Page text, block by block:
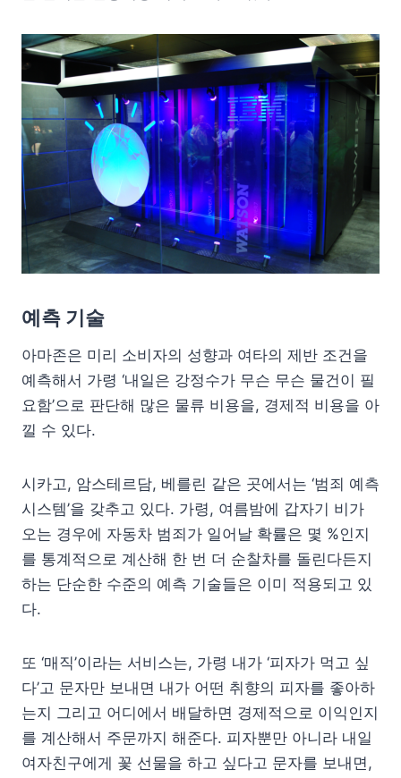
예측 기술
아마존은 미리 소비자의 성향과 여타의 제반 조건을
예측해서 가령 ‘내일은 강정수가 무슨 무슨 물건이 필
요함’으로 판단해 많은 물류 비용을, 경제적 비용을 아
낄 수 있다.
시카고, 암스테르담, 베를린 같은 곳에서는 ‘범죄 예측
시스템’을 갖추고 있다. 가령, 여름밤에 갑자기 비가
오는 경우에 자동차 범죄가 일어날 확률은 몇 %인지
를 통계적으로 계산해 한 번 더 순찰차를 돌린다든지
하는 단순한 수준의 예측 기술들은 이미 적용되고 있
다.
또 ‘매직’이라는 서비스는, 가령 내가 ‘피자가 먹고 싶
다’고 문자만 보내면 내가 어떤 취향의 피자를 좋아하
는지 그리고 어디에서 배달하면 경제적으로 이익인지
를 계산해서 주문까지 해준다. 피자뿐만 아니라 내일
여자친구에게 꽃 선물을 하고 싶다고 문자를 보내면,